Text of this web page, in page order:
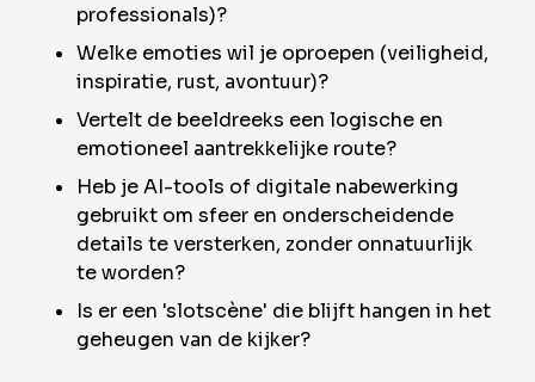
professionals)?
Welke emoties wil je oproepen (veiligheid,
inspiratie, rust, avontuur)?
Vertelt de beeldreeks een logische en
emotioneel aantrekkelijke route?
Heb je AI-tools of digitale nabewerking
gebruikt om sfeer en onderscheidende
details te versterken, zonder onnatuurlijk
te worden?
Is er een 'slotscène' die blijft hangen in het
geheugen van de kijker?